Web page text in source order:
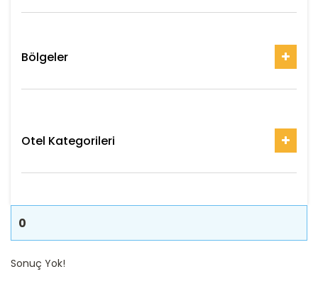
Bölgeler
Otel Kategorileri
0
Sonuç Yok!